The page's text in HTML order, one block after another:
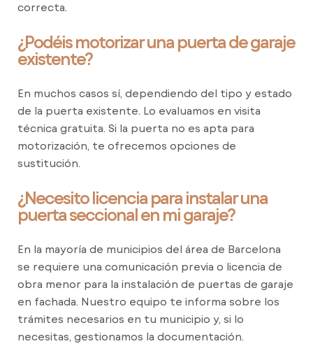
correcta.
¿Podéis motorizar una puerta de garaje
existente?
En muchos casos sí, dependiendo del tipo y estado
de la puerta existente. Lo evaluamos en visita
técnica gratuita. Si la puerta no es apta para
motorización, te ofrecemos opciones de
sustitución.
¿Necesito licencia para instalar una
puerta seccional en mi garaje?
En la mayoría de municipios del área de Barcelona
se requiere una comunicación previa o licencia de
obra menor para la instalación de puertas de garaje
en fachada. Nuestro equipo te informa sobre los
trámites necesarios en tu municipio y, si lo
necesitas, gestionamos la documentación.